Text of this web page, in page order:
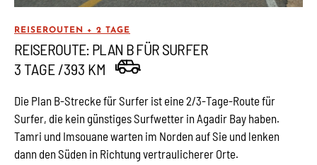
REISEROUTEN + 2 TAGE
REISEROUTE: PLAN B FÜR SURFER
3 TAGE /393 KM
Die Plan B-Strecke für Surfer ist eine 2/3-Tage-Route für
Surfer, die kein günstiges Surfwetter in Agadir Bay haben.
Tamri und Imsouane warten im Norden auf Sie und lenken
dann den Süden in Richtung vertraulicherer Orte.